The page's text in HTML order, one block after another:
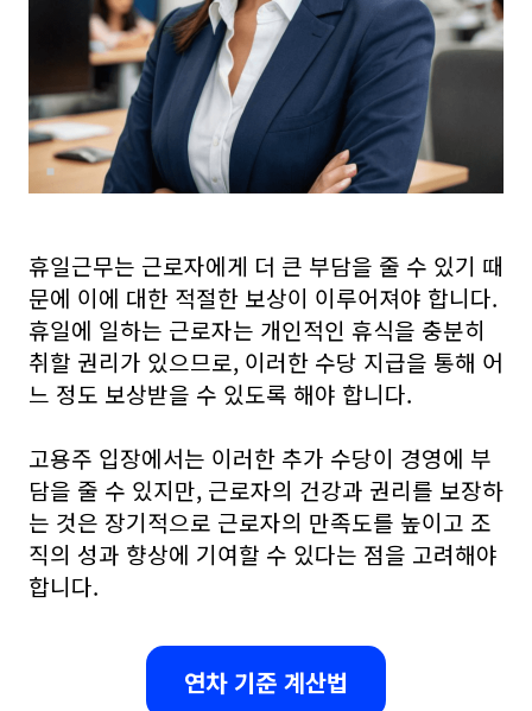
휴일근무는 근로자에게 더 큰 부담을 줄 수 있기 때
문에 이에 대한 적절한 보상이 이루어져야 합니다.
휴일에 일하는 근로자는 개인적인 휴식을 충분히
취할 권리가 있으므로, 이러한 수당 지급을 통해 어
느 정도 보상받을 수 있도록 해야 합니다.
고용주 입장에서는 이러한 추가 수당이 경영에 부
담을 줄 수 있지만, 근로자의 건강과 권리를 보장하
는 것은 장기적으로 근로자의 만족도를 높이고 조
직의 성과 향상에 기여할 수 있다는 점을 고려해야
합니다.
연차 기준 계산법